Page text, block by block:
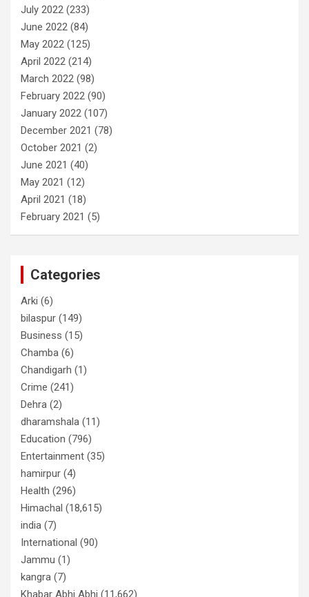
July 2022 (233)
June 2022 (84)
May 2022 (125)
April 2022 (214)
March 2022 (98)
February 2022 (90)
January 2022 (107)
December 2021 (78)
October 2021 (2)
June 2021 (40)
May 2021 (12)
April 2021 (18)
February 2021 (5)
Categories
Arki (6)
bilaspur (149)
Business (15)
Chamba (6)
Chandigarh (1)
Crime (241)
Dehra (2)
dharamshala (11)
Education (796)
Entertainment (35)
hamirpur (4)
Health (296)
Himachal (18,615)
india (7)
International (90)
Jammu (1)
kangra (7)